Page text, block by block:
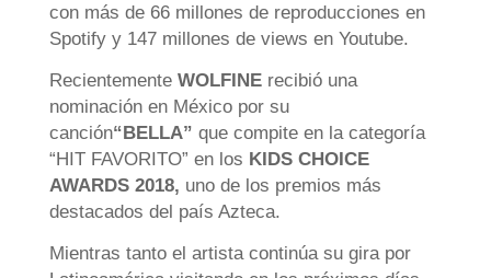
con más de 66 millones de reproducciones en
Spotify y 147 millones de views en Youtube.
Recientemente WOLFINE recibió una
nominación en México por su
canción“BELLA” que compite en la categoría
“HIT FAVORITO” en los KIDS CHOICE
AWARDS 2018, uno de los premios más
destacados del país Azteca.
Mientras tanto el artista continúa su gira por